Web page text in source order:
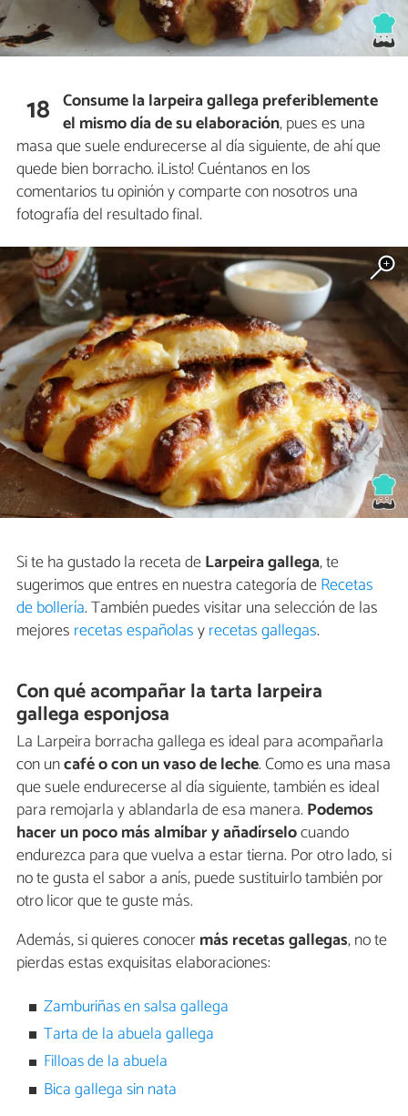
18 Consume la larpeira gallega preferiblemente
el mismo día de su elaboración, pues es una
masa que suele endurecerse al día siguiente, de ahí que
quede bien borracho. ¡Listo! Cuéntanos en los
comentarios tu opinión y comparte con nosotros una
fotografía del resultado final.
Si te ha gustado la receta deLarpeira gallega, te
sugerimos que entres en nuestra categoría deRecetas
de bollería. También puedes visitar una selección de las
mejores recetas españolasyrecetas gallegas.
Con qué acompañar la tarta larpeira
gallega esponjosa
La Larpeira borracha gallega es ideal para acompañarla
con uncafé o con un vaso de leche. Como es una masa
que suele endurecerse al día siguiente, también es ideal
para remojarla y ablandarla de esa manera. Podemos
hacer un poco más almíbar y añadírselocuando
endurezca para que vuelva a estar tierna. Por otro lado, si
no te gusta el sabor a anís, puede sustituirlo también por
otro licor que te guste más.
Además, si quieres conocermás recetas gallegas, no te
pierdas estas exquisitas elaboraciones:
Zamburiñas en salsa gallega
Tarta de la abuela gallega
Filloas de la abuela
Bica gallega sin nata